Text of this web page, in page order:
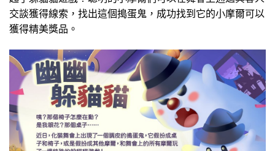
交談獲得線索，找出這個搗蛋鬼，成功找到它的小摩爾可以
獲得精美獎品。